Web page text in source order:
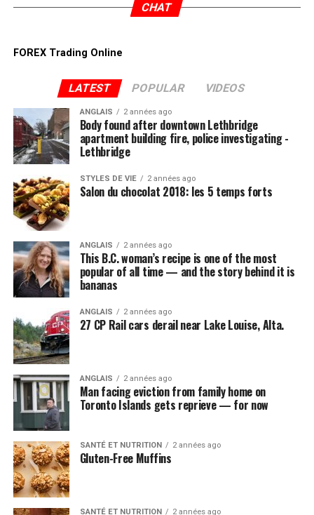
CHAT
FOREX Trading Online
LATEST POPULAR VIDEOS
ANGLAIS 2 années ago
Body found after downtown Lethbridge
apartment building fire, police investigating -
Lethbridge
STYLES DE VIE 2 années ago
Salon du chocolat 2018: les 5 temps forts
ANGLAIS 2 années ago
This B.C. woman’s recipe is one of the most
popular of all time — and the story behind it is
bananas
ANGLAIS 2 années ago
27 CP Rail cars derail near Lake Louise, Alta.
ANGLAIS 2 années ago
Man facing eviction from family home on
Toronto Islands gets reprieve — for now
SANTÉ ET NUTRITION 2 années ago
Gluten-Free Muffins
SANTÉ ET NUTRITION 2 années ago